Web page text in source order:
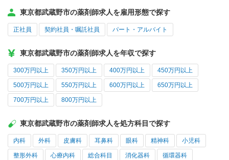
東京都武蔵野市の薬剤師求人を雇用形態で探す
正社員 契約社員・嘱託社員 パート・アルバイト
東京都武蔵野市の薬剤師求人を年収で探す
300万円以上 350万円以上 400万円以上 450万円以上
500万円以上 550万円以上 600万円以上 650万円以上
700万円以上 800万円以上
東京都武蔵野市の薬剤師求人を処方科目で探す
内科 外科 皮膚科 耳鼻科 眼科 精神科 小児科
整形外科 心療内科 総合科目 消化器科 循環器科